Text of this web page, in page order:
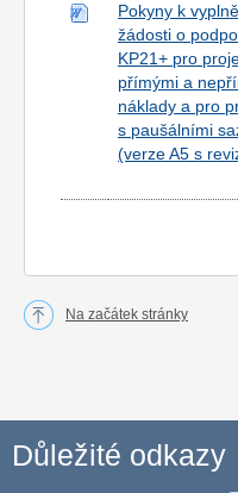
Pokyny k
žádosti o
KP21+ pro
přímými a
náklady a pro
s paušálními
(verze A5 s
Na začátek stránky
Důležité odkazy